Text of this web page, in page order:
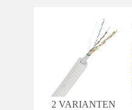
2 VARIANTEN